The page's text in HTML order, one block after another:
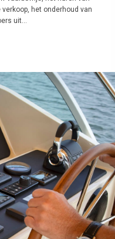
het onderhoud van
uit...